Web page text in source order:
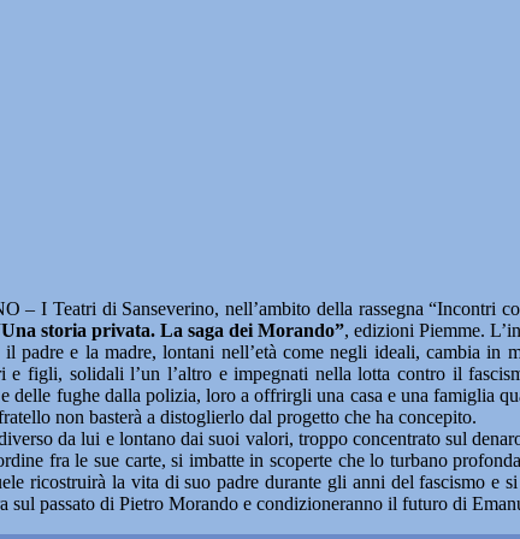
– I Teatri di Sanseverino, nell’ambito della rassegna “Incontri
storia privata. La saga dei Morando”, edizioni Piemme.
e la madre, lontani nell’età come negli ideali, cambia in
figli, solidali l’un l’altro e impegnati nella lotta contro il
delle fughe dalla polizia, loro a offrirgli una casa e una famiglia
non basterà a distoglierlo dal progetto che ha concepito.
da lui e lontano dai suoi valori, troppo concentrato sul
fra le sue carte, si imbatte in scoperte che lo turbano
ricostruirà la vita di suo padre durante gli anni del fascismo e
passato di Pietro Morando e condizioneranno il futuro di